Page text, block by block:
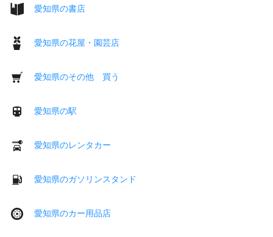
愛知県の書店
愛知県の花屋・園芸店
愛知県のその他 買う
愛知県の駅
愛知県のレンタカー
愛知県のガソリンスタンド
愛知県のカー用品店